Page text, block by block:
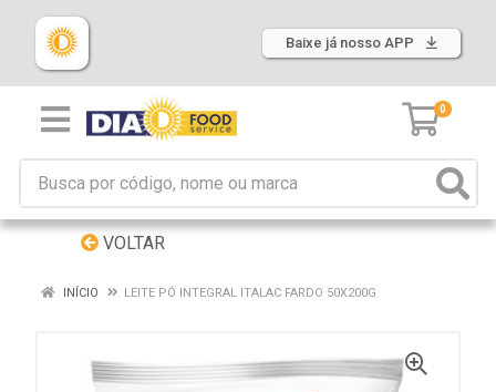
Baixe já nosso APP
0
VOLTAR
INÍCIO LEITE PÓ INTEGRAL ITALAC FARDO 50X200G